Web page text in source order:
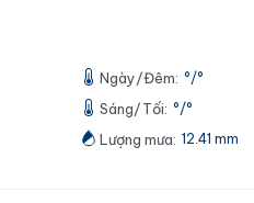
Ngày/Đêm: °/°
Sáng/Tối: °/°
Lượng mưa: 12.41 mm